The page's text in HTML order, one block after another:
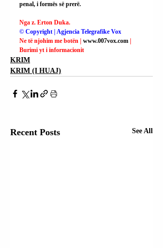
penal, i formës së prerë.
Nga z. Erton Duka.
© Copyright | Agjencia Telegrafike Vox
Ne të njohim me botën | www.007vox.com
Burimi yt i informacionit
KRIM
KRIM (I HUAJ)
Recent Posts See All